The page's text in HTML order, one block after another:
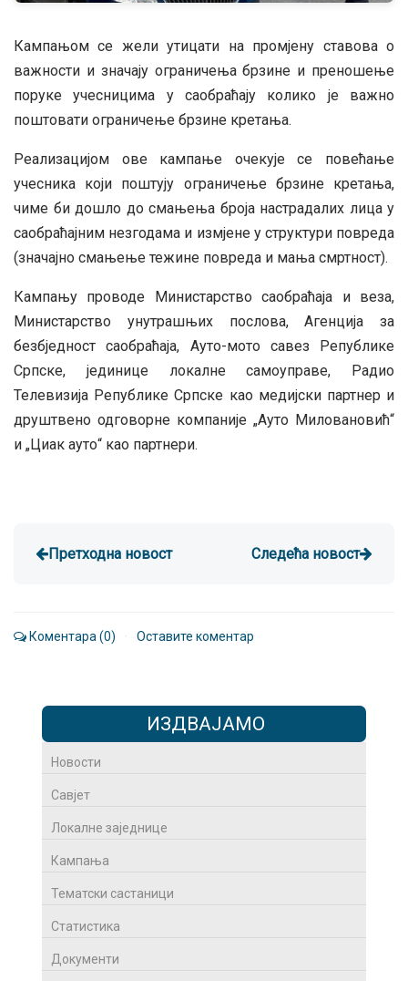
Кампањом се жели утицати на промјену ставова о
важности и значају ограничења брзине и преношење
поруке учесницима у саобраћају колико је важно
поштовати ограничење брзине кретања.
Реализацијом ове кампање очекује се повећање
учесника који поштују ограничење брзине кретања,
чиме би дошло до смањења броја настрадалих лица у
саобраћајним незгодама и измјене у структури повреда
(значајно смањење тежине повреда и мања смртност).
Кампању проводе Министарство саобраћаја и веза,
Министарство унутрашњих послова, Агенција за
безбједност саобраћаја, Ауто-мото савез Републике
Српске, јединице локалне самоуправе, Радио
Телевизија Републике Српске као медијски партнер и
друштвено одговорне компаније „Aуто Миловановић“
и „Циак ауто“ као партнери.
Претходна новост Следећа новост
Коментара (0) · Оставите коментар
ИЗДВАЈАМО
Новости
Савјет
Локалне заједнице
Кампања
Тематски састаници
Статистика
Документи